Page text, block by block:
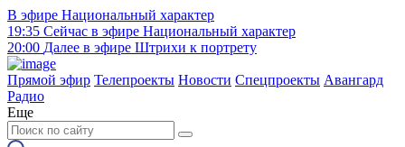
В эфире Национальный характер
19:35 Сейчас в эфире Национальный характер
20:00 Далее в эфире Штрихи к портрету
Прямой эфир Телепроекты Новости Спецпроекты Авангард
Радио
Еще